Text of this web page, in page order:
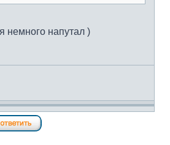
немного напутал )